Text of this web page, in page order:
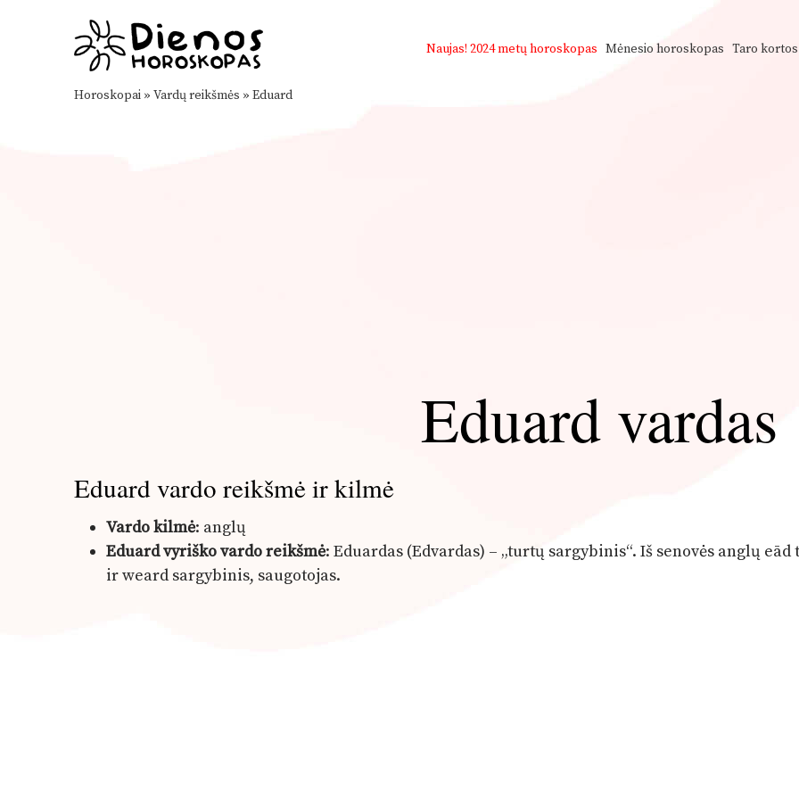
Naujas! 2024 metų horoskopas Mėnesio horoskopas Taro kortos
Horoskopai » Vardų reikšmės » Eduard
Eduard vardas
Eduard vardo reikšmė ir kilmė
Vardo kilmė: anglų
Eduard vyriško vardo reikšmė: Eduardas (Edvardas) – „turtų sargybinis“. Iš senovės anglų
ir weard sargybinis, saugotojas.